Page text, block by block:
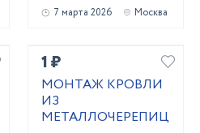
7 марта 2026 Москва
1 ₽
МОНТАЖ КРОВЛИ
ИЗ
МЕТАЛЛОЧЕРЕПИЦЫ